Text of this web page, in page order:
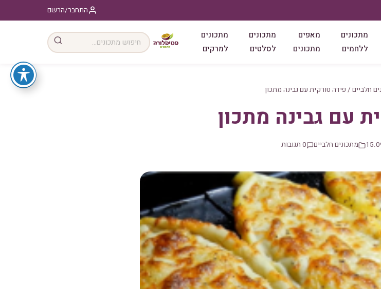
התחבר/הרשם
מתכונים
ללחמים
מאפים
מתכונים
מתכונים
לסלטים
מתכונים
למרקים
חלביים / פידה טורקית עם גבינה מתכון
עם גבינה מתכון
מתכונים חלביים 0 תגובות